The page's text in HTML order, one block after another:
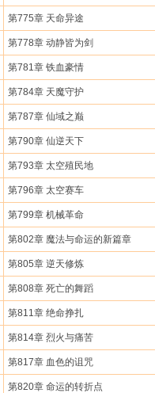
第775章 天命异途
第778章 动静皆为剑
第781章 铁血豪情
第784章 天魔守护
第787章 仙域之巅
第790章 仙逆天下
第793章 太空殖民地
第796章 太空赛车
第799章 机械革命
第802章 魔法与命运的新篇章
第805章 逆天修炼
第808章 死亡的舞蹈
第811章 绝命挣扎
第814章 烈火与痛苦
第817章 血色的诅咒
第820章 命运的转折点